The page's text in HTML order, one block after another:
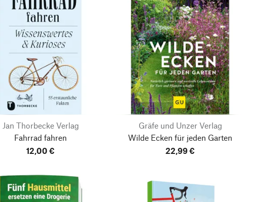
Jan Thorbecke Verlag
Fahrrad fahren
12,00 €
Gräfe und Unzer Verlag
Wilde Ecken für jeden Garten
22,99 €